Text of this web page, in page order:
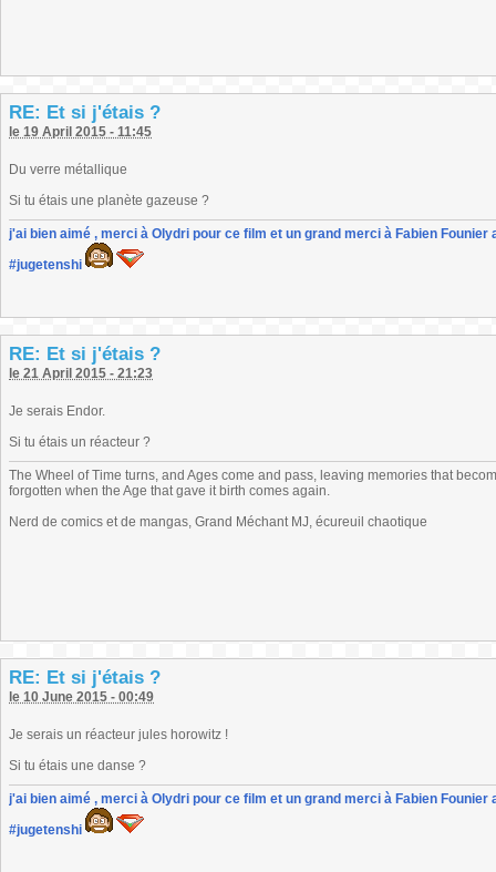
RE: Et si j'étais ?
le 19 April 2015 - 11:45
Du verre métallique
Si tu étais une planète gazeuse ?
j'ai bien aimé , merci à Olydri pour ce film et un grand merci à Fabien
#jugetenshi
RE: Et si j'étais ?
le 21 April 2015 - 21:23
Je serais Endor.
Si tu étais un réacteur ?
The Wheel of Time turns, and Ages come and pass, leaving memories that
forgotten when the Age that gave it birth comes again.
Nerd de comics et de mangas, Grand Méchant MJ, écureuil chaotique
RE: Et si j'étais ?
le 10 June 2015 - 00:49
Je serais un réacteur jules horowitz !
Si tu étais une danse ?
j'ai bien aimé , merci à Olydri pour ce film et un grand merci à Fabien
#jugetenshi